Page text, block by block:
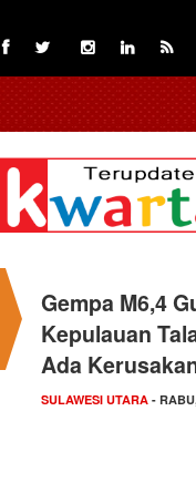
Gempa M6,4
Kepulauan
Ada
SULAWESI UTARA -